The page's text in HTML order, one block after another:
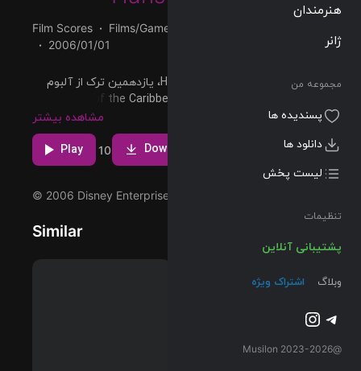
هنرمندان
ژانر
مجموعه من
پسندیده ها
دانلود ها
لیست پخش
تنظیمات
پشتیبانی آنلاین
وبلاگ اشتراک ویژه
تلگراماینستاگرم
@2023-2026 Musilon
Film Scores Films/Games
2006/01/01
پخش و دانلود آهنگ Hello Beastie، یازدهمین ترک از آلبوم
Pirates of the Caribbean: Dead Man's Chest (Original
Motion Picture Soundtrack) که توسط Hans Zimmer اجرا
شده است را میتوانید با دو کیفیت 320 و FLAC دریافت کنید.
مشاهده بیشتر
Play 10 Download
© 2006 Disney Enterprises, Inc.
Similar